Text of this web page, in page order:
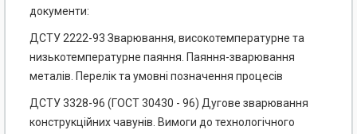
документи:
ДСТУ 2222-93 Зварювання, високотемпературне та
низькотемпературне паяння. Паяння-зварювання
металів. Перелік та умовні позначення процесів
ДСТУ 3328-96 (ГОСТ 30430 - 96) Дугове зварювання
конструкційних чавунів. Вимоги до технологічного